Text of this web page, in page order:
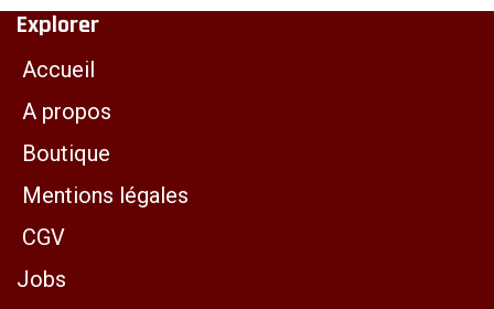
Explorer
Accueil
A propos
Boutique
Mentions légales
CGV
Jobs